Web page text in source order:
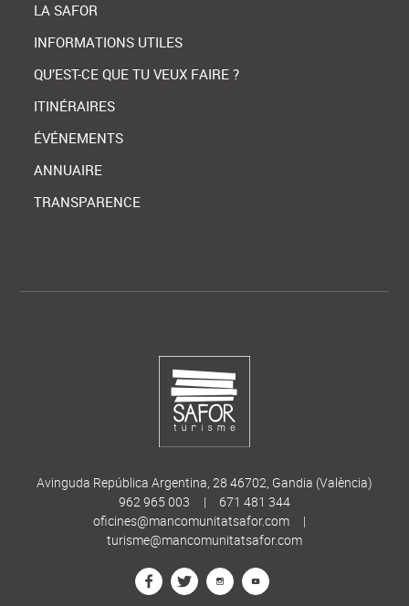
LA SAFOR
INFORMATIONS UTILES
QU’EST-CE QUE TU VEUX FAIRE ?
ITINÉRAIRES
ÉVÉNEMENTS
ANNUAIRE
TRANSPARENCE
Avinguda República Argentina, 28 46702, Gandia (València)
962 965 003
|
671 481 344
oficines@mancomunitatsafor.com
|
turisme@mancomunitatsafor.com